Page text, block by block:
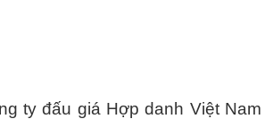
ty đấu giá Hợp danh Việt Nam